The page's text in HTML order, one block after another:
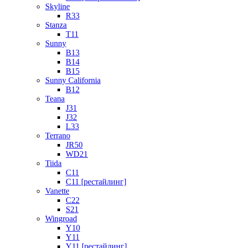
Skyline
R33
Stanza
T11
Sunny
B13
B14
B15
Sunny California
B12
Teana
J31
J32
L33
Terrano
JR50
WD21
Tiida
C11
C11 [рестайлинг]
Vanette
C22
S21
Wingroad
Y10
Y11
Y11 [рестайлинг]